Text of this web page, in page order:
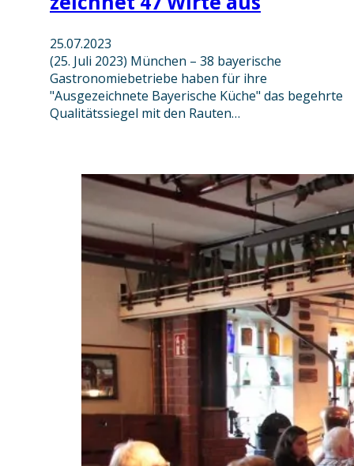
25.07.2023
(25. Juli 2023) München – 38 bayerische
Gastronomiebetriebe haben für ihre
"Ausgezeichnete Bayerische Küche" das begehrte
Qualitätssiegel mit den Rauten…